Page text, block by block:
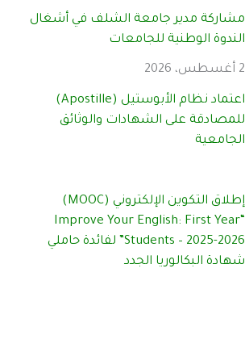
مشاركة مدير جامعة الشلف في أشغال
الندوة الوطنية للجامعات
2 أغسطس، 2026
اعتماد نظام الأبوستيل (Apostille)
للمصادقة على الشهادات والوثائق
الجامعية
إطلاق التكوين الإلكتروني (MOOC)
“Improve Your English: First Year
Students – 2025-2026” لفائدة حاملي
شهادة البكالوريا الجدد